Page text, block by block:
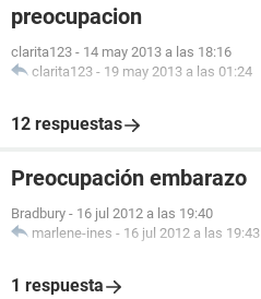
preocupacion
clarita123 - 14 may 2013 a las 18:16
clarita123 - 19 may 2013 a las 01:24
12 respuestas
Preocupación embarazo
Bradbury - 16 jul 2012 a las 19:40
marlene-ines - 16 jul 2012 a las 19:43
1 respuesta